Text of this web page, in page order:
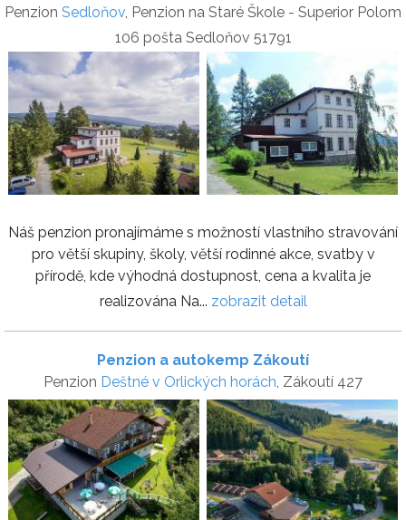
Penzion Sedloňov, Penzion na Staré Škole - Superior Polom
106 pošta Sedloňov 51791
Náš penzion pronajímáme s možností vlastního stravování
pro větší skupiny, školy, větší rodinné akce, svatby v
přírodě, kde výhodná dostupnost, cena a kvalita je
realizována Na... zobrazit detail
Penzion a autokemp Zákoutí
Penzion Deštné v Orlických horách, Zákoutí 427